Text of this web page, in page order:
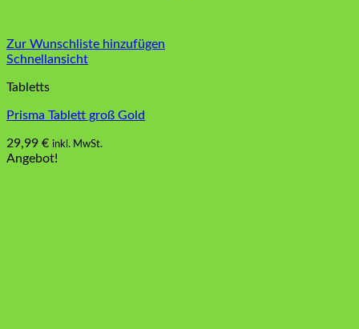
Zur Wunschliste hinzufügen
Schnellansicht
Tabletts
Prisma Tablett groß Gold
29,99 € inkl. MwSt.
Angebot!